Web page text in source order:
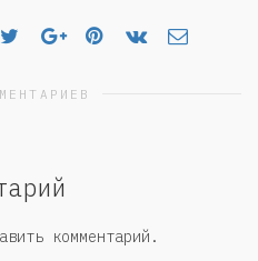
комментарий.